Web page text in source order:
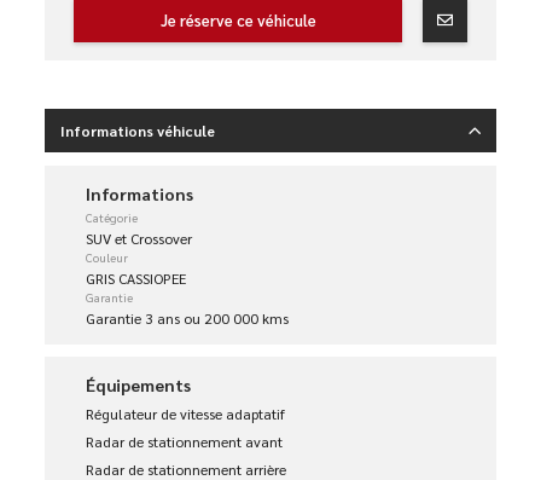
Je réserve ce véhicule
Informations véhicule
Informations
Catégorie
SUV et Crossover
Couleur
GRIS CASSIOPEE
Garantie
Garantie 3 ans ou 200 000 kms
Équipements
Régulateur de vitesse adaptatif
Radar de stationnement avant
Radar de stationnement arrière